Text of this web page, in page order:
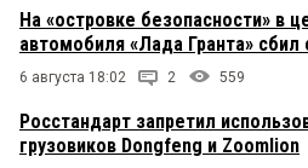
На «островке безопасности» в
автомобиля «Лада Гранта»
6 августа 18:02 2 559
Росстандарт запретил
грузовиков Dongfeng и Zoomlion